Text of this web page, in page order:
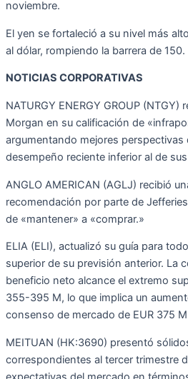
noviembre.
El yen se fortaleció a su nivel más
al dólar, rompiendo la barrera de 150.
NOTICIAS CORPORATIVAS
NATURGY ENERGY GROUP
Morgan en su calificación de
argumentando mejores perspectivas
desempeño reciente inferior al de
ANGLO AMERICAN (AGLJ) recibió
recomendación por parte de
de «mantener» a «comprar.»
ELIA (ELI), actualizó su guía para
superior de su previsión anterior. La
beneficio neto alcance el extremo
355-395 M, lo que implica un
consenso de mercado de EUR 375
MEITUAN (HK:3690) presentó
correspondientes al tercer trimestre